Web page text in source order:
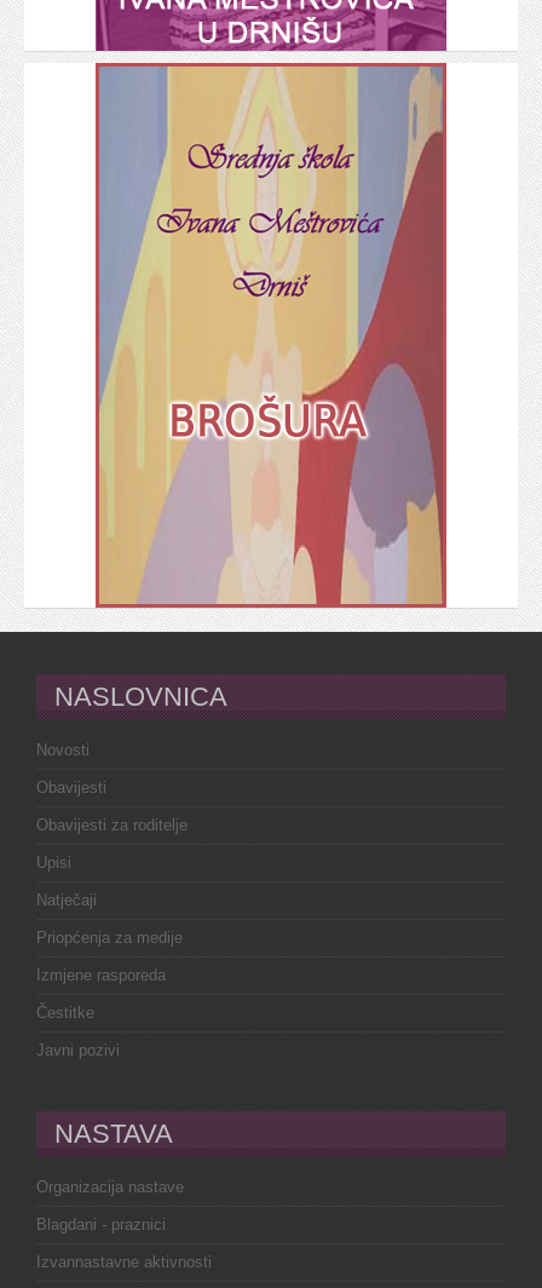
NASLOVNICA
Novosti
Obavijesti
Obavijesti za roditelje
Upisi
Natječaji
Priopćenja za medije
Izmjene rasporeda
Čestitke
Javni pozivi
NASTAVA
Organizacija nastave
Blagdani - praznici
Izvannastavne aktivnosti